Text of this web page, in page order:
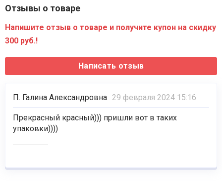
Отзывы о товаре
Напишите отзыв о товаре и получите купон на скидку
300 руб.!
П. Галина Александровна 29 февраля 2024 15:16
Прекрасный красный))) пришли вот в таких
упаковки))))